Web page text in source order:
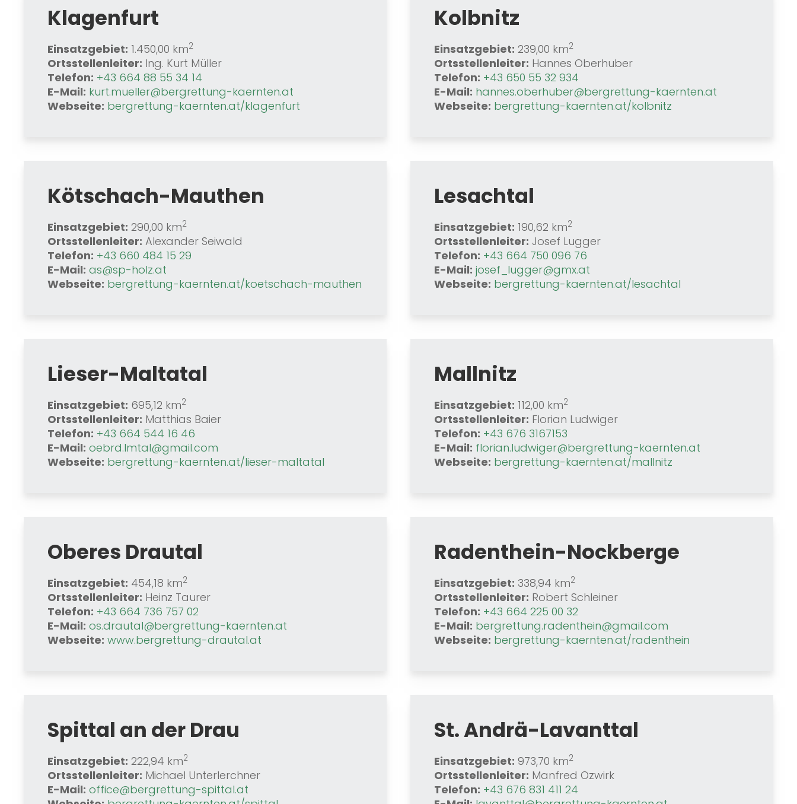
Klagenfurt
Einsatzgebiet: 1.450,00 km2
Ortsstellenleiter: Ing. Kurt Müller
Telefon: +43 664 88 55 34 14
E-Mail: kurt.mueller@bergrettung-kaernten.at
Webseite: bergrettung-kaernten.at/klagenfurt
Kolbnitz
Einsatzgebiet: 239,00 km2
Ortsstellenleiter: Hannes Oberhuber
Telefon: +43 650 55 32 934
E-Mail: hannes.oberhuber@bergrettung-kaernten.at
Webseite: bergrettung-kaernten.at/kolbnitz
Kötschach-Mauthen
Einsatzgebiet: 290,00 km2
Ortsstellenleiter: Alexander Seiwald
Telefon: +43 660 484 15 29
E-Mail: as@sp-holz.at
Webseite: bergrettung-kaernten.at/koetschach-mauthen
Lesachtal
Einsatzgebiet: 190,62 km2
Ortsstellenleiter: Josef Lugger
Telefon: +43 664 750 096 76
E-Mail: josef_lugger@gmx.at
Webseite: bergrettung-kaernten.at/lesachtal
Lieser-Maltatal
Einsatzgebiet: 695,12 km2
Ortsstellenleiter: Matthias Baier
Telefon: +43 664 544 16 46
E-Mail: oebrd.lmtal@gmail.com
Webseite: bergrettung-kaernten.at/lieser-maltatal
Mallnitz
Einsatzgebiet: 112,00 km2
Ortsstellenleiter: Florian Ludwiger
Telefon: +43 676 3167153
E-Mail: florian.ludwiger@bergrettung-kaernten.at
Webseite: bergrettung-kaernten.at/mallnitz
Oberes Drautal
Einsatzgebiet: 454,18 km2
Ortsstellenleiter: Heinz Taurer
Telefon: +43 664 736 757 02
E-Mail: os.drautal@bergrettung-kaernten.at
Webseite: www.bergrettung-drautal.at
Radenthein-Nockberge
Einsatzgebiet: 338,94 km2
Ortsstellenleiter: Robert Schleiner
Telefon: +43 664 225 00 32
E-Mail: bergrettung.radenthein@gmail.com
Webseite: bergrettung-kaernten.at/radenthein
Spittal an der Drau
Einsatzgebiet: 222,94 km2
Ortsstellenleiter: Michael Unterlerchner
E-Mail: office@bergrettung-spittal.at
St. Andrä-Lavanttal
Einsatzgebiet: 973,70 km2
Ortsstellenleiter: Manfred Ozwirk
Telefon: +43 676 831 411 24